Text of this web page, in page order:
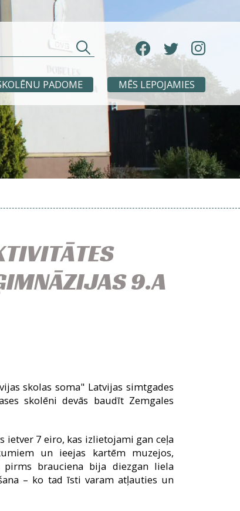
PADOME MĒS LEPOJAMIES
9.A
skolas soma" Latvijas simtgades
skolēni devās baudīt Zemgales
ietver 7 eiro, kas izlietojami gan ceļa
un ieejas kartēm muzejos,
pirms brauciena bija diezgan liela
– ko tad īsti varam atļauties un